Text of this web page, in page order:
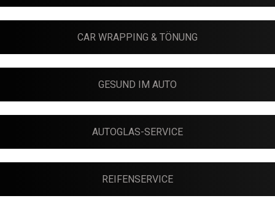
CAR WRAPPING & TÖNUNG
GESUND IM AUTO
AUTOGLAS-SERVICE
REIFENSERVICE